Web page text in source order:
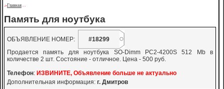
->Главная - -
Память для ноутбука
ОБЪЯВЛЕНИЕ НОМЕР:
#18299
Продается память для ноутбука SO-Dimm PC2-4200S 512 Mb в
количестве 2 шт. Состояние - отличное. Цена - 500 руб.
Телефон: ИЗВИНИТЕ, Объявление больше не актуально
Дополнительная информация: г. Дмитров